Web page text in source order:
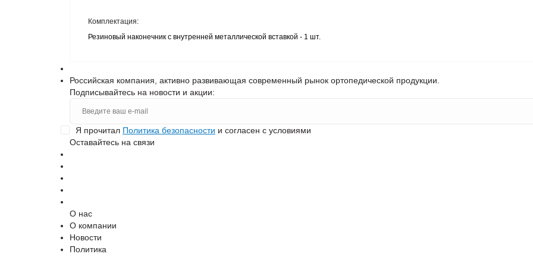
Комплектация:
Резиновый наконечник с внутренней металлической вставкой - 1 шт.
Российская компания, активно развивающая современный рынок ортопедической продукции.
Подписывайтесь на новости и акции:
Я прочитал Политика безопасности и согласен с условиями
Оставайтесь на связи
О нас
О компании
Новости
Политика